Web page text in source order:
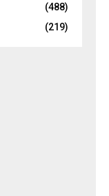
(488)
(219)